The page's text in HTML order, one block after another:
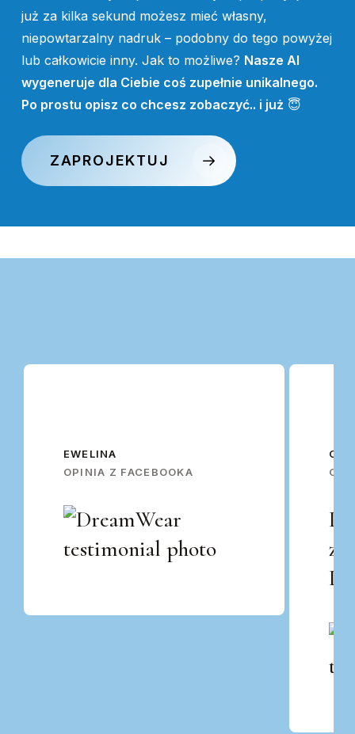
już za kilka sekund możesz mieć własny,
niepowtarzalny nadruk – podobny do tego powyżej
lub całkowicie inny. Jak to możliwe? Nasze AI
wygeneruje dla Ciebie coś zupełnie unikalnego.
Po prostu opisz co chcesz zobaczyć.. i już😇
ZAPROJEKTUJ
EWELINA
OPINIA Z FACEBOOKA